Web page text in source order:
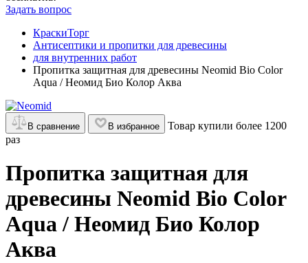
Задать вопрос
КраскиТорг
Антисептики и пропитки для древесины
для внутренних работ
Пропитка защитная для древесины Neomid Bio Color
Aqua / Неомид Био Колор Аква
В сравнение В избранное
Товар купили более 1200
раз
Пропитка защитная для
древесины Neomid Bio Color
Aqua / Неомид Био Колор
Аква